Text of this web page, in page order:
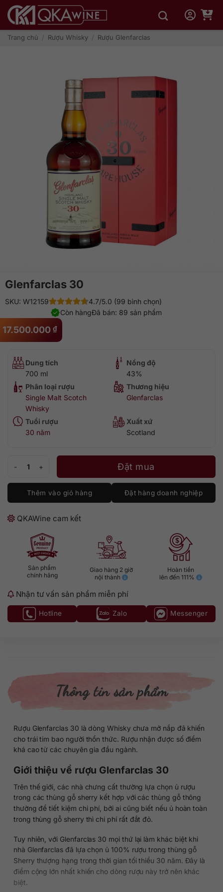
qua
dungTrang chủ / Rượu Whisky / Rượu Glenfarclas
Glenfarclas 30
17.500.000 ₫
SKU: W12159
4.7/5.0 (99 bình chọn)
Đã bán: 89 sản phẩm
Còn hàng
Dung tích
700 ml
Nồng độ
43%
Phân loại rượu
Single Malt Scotch
Whisky
Thương hiệu
Glenfarclas
Tuổi rượu
30 năm
Xuất xứ
Scotland
Đặt mua
Thêm vào giỏ hàng Đặt hàng doanh nghiệp
QKAWine cam kết
Sản phẩm
chính hãng
Giao hàng 2 giờ
nội thành
Hoàn tiền
lên đến 111%
Nhận tư vấn sản phẩm miễn phí
Hotline Zalo Messenger
Thông tin sản phẩm
Rượu Glenfarclas 30 là dòng Whisky chưa mở nắp đã khiến
cho trái tim bao người thổn thức. Rượu nhận được số điểm
khá cao từ các chuyên gia đầu ngành.
Giới thiệu về rượu Glenfarclas 30
Trên thế giới, các nhà chưng cất thường lựa chọn ủ rượu
trong các thùng gỗ sherry kết hợp với các thùng gỗ thông
thường để tiết kiệm chi phí, bởi ai cũng biết nếu ủ hoàn toàn
trong thùng gỗ sherry thì chi phí rất đắt đỏ.
Tuy nhiên, với Glenfarclas 30 mọi thứ lại làm khác biệt khi
nhà Glenfarclas đã lựa chọn ủ 100% rượu trong thùng gỗ
Sherry thượng hạng trong thời gian tối thiểu 30 năm. Đây là
điểm cộng lớn nhất khiến cho dòng rượu này trở nên khác
biệt.